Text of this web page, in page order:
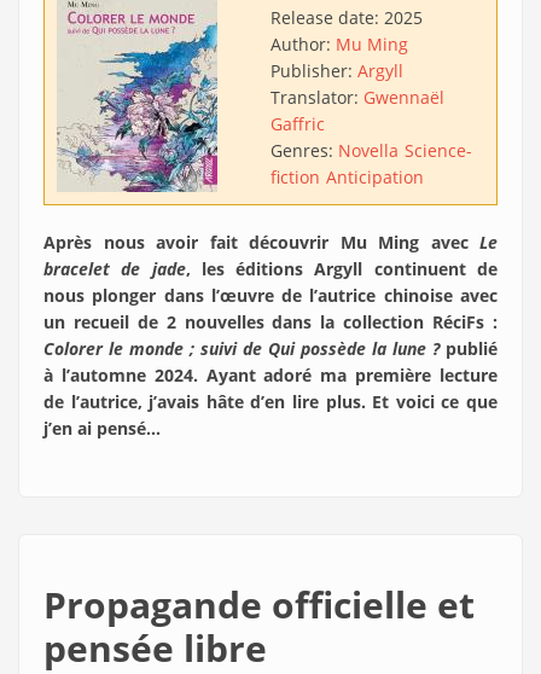
Release date: 2025
Author: Mu Ming
Publisher: Argyll
Translator: Gwennaël
Gaffric
Genres: Novella Science-
fiction Anticipation
Après nous avoir fait découvrir Mu Ming avec Le
bracelet de jade, les éditions Argyll continuent de
nous plonger dans l’œuvre de l’autrice chinoise avec
un recueil de 2 nouvelles dans la collection RéciFs :
Colorer le monde ; suivi de Qui possède la lune ?publié
à l’automne 2024. Ayant adoré ma première lecture
de l’autrice, j’avais hâte d’en lire plus. Et voici ce que
j’en ai pensé…
Propagande officielle et
pensée libre